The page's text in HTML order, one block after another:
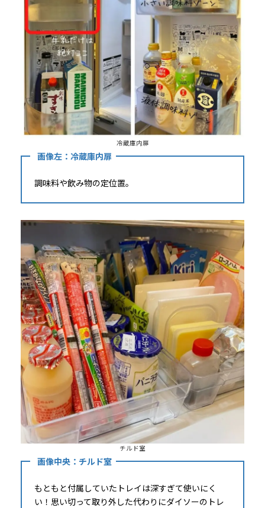
冷蔵庫内扉
画像左：冷蔵庫内扉
調味料や飲み物の定位置。
チルド室
画像中央：チルド室
もともと付属していたトレイは深すぎて使いにく
い！思い切って取り外した代わりにダイソーのトレ